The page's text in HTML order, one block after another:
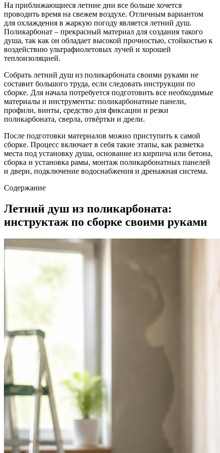
На приближающиеся летние дни все больше хочется
проводить время на свежем воздухе. Отличным вариантом
для охлаждения в жаркую погоду является летний душ.
Поликарбонат – прекрасный материал для создания такого
душа, так как он обладает высокой прочностью, стойкостью к
воздействию ультрафиолетовых лучей и хорошей
теплоизоляцией.
Собрать летний душ из поликарбоната своими руками не
составит большого труда, если следовать инструкции по
сборке. Для начала потребуется подготовить все необходимые
материалы и инструменты: поликарбонатные панели,
профили, винты, средство для фиксации и резки
поликарбоната, сверла, отвёртки и дрели.
После подготовки материалов можно приступить к самой
сборке. Процесс включает в себя такие этапы, как разметка
места под установку душа, основание из кирпича или бетона,
сборка и установка рамы, монтаж поликарбонатных панелей
и двери, подключение водоснабжения и дренажная система.
Содержание
Летний душ из поликарбоната:
инструктаж по сборке своими руками